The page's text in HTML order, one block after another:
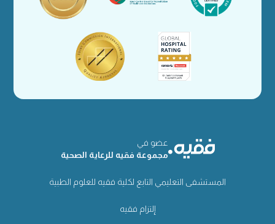
عضو في
مجموعة فقيه للرعاية الصحية
المستشفى التعليمي التابع لكلية فقيه للعلوم الطبية
إلتزام فقيه